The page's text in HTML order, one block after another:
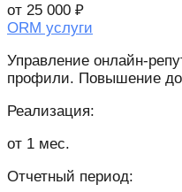
от 25 000 ₽
ORM услуги
Управление онлайн-
профили. Повышение
Реализация:
от 1 мес.
Отчетный период: